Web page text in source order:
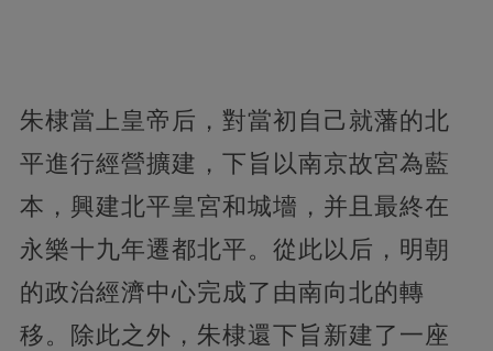
朱棣當上皇帝后，對當初自己就藩的北
平進行經營擴建，下旨以南京故宮為藍
本，興建北平皇宮和城墻，并且最終在
永樂十九年遷都北平。從此以后，明朝
的政治經濟中心完成了由南向北的轉
移。除此之外，朱棣還下旨新建了一座